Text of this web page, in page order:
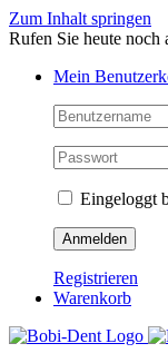
Zum Inhalt springen
Rufen Sie heute
Mein
Eingeloggt
Registrieren
Warenkorb